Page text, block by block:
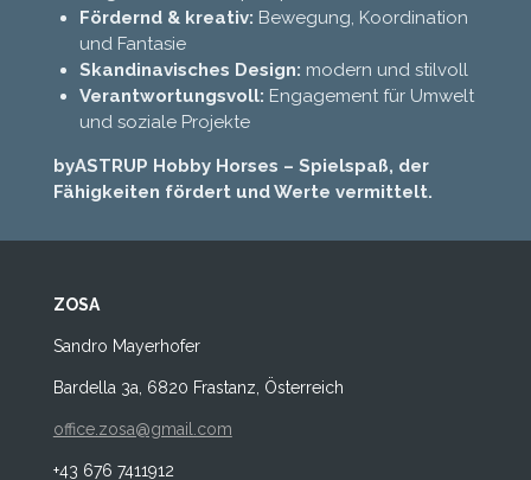
Fördernd & kreativ: Bewegung, Koordination
und Fantasie
Skandinavisches Design: modern und stilvoll
Verantwortungsvoll: Engagement für Umwelt
und soziale Projekte
byASTRUP Hobby Horses – Spielspaß, der
Fähigkeiten fördert und Werte vermittelt.
ZOSA
Sandro Mayerhofer
Bardella 3a, 6820 Frastanz, Österreich
office.zosa@gmail.com
+43 676 7411912